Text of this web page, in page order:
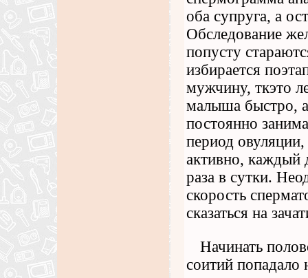
оба супруга, а
Обследование
попусту
избирается
мужчину, ткэто
малыша быстро,
постоянно
период
активно, каждый
раза в сутки.
скорость
сказаться на
Начинать
соитий попадало